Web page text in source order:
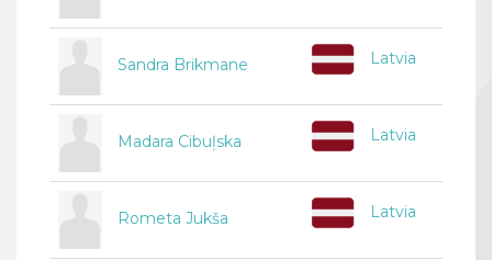
Sandra Brikmane Latvia
Madara Cibuļska Latvia
Rometa Jukša Latvia